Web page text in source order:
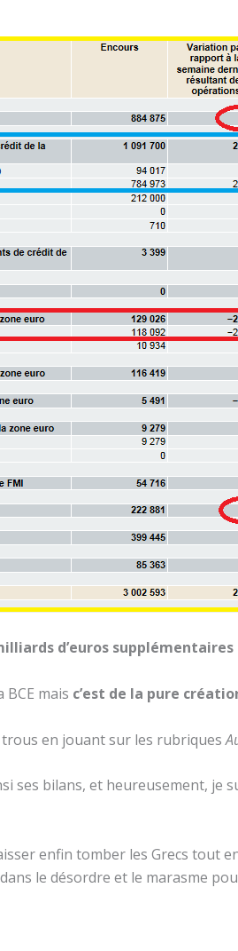
d’euros
mais c’est de la pure
trous en jouant sur les rubriques
ses bilans, et heureusement, je
enfin tomber les Grecs tout
le désordre et le marasme